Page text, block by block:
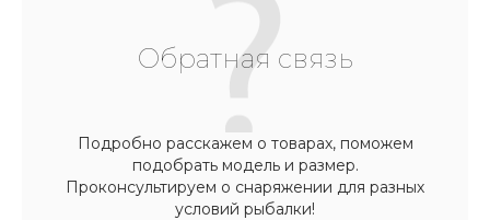
Обратная связь
Подробно расскажем о товарах, поможем
подобрать модель и размер.
Проконсультируем о снаряжении для разных
условий рыбалки!